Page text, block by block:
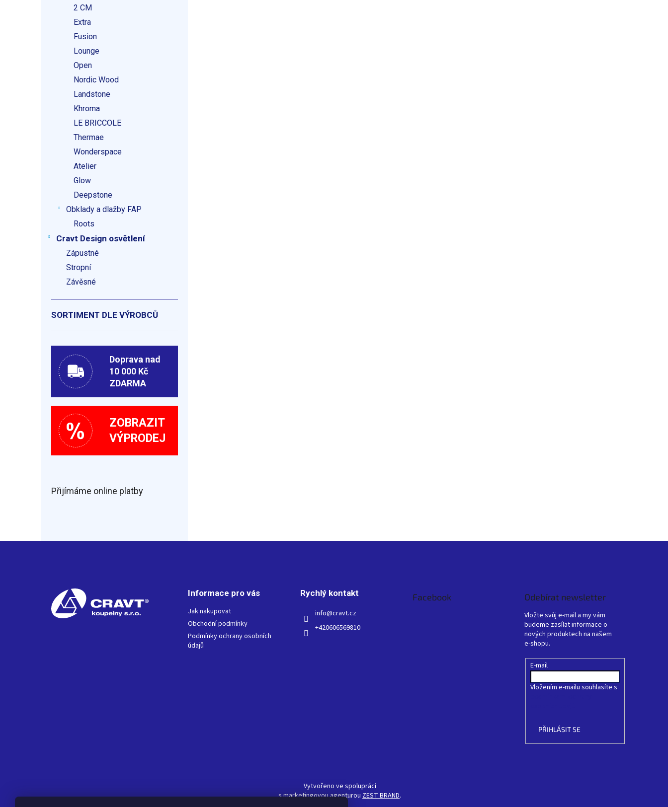
2 CM
Extra
Fusion
Lounge
Open
Nordic Wood
Landstone
Khroma
LE BRICCOLE
Thermae
Wonderspace
Atelier
Glow
Deepstone
Obklady a dlažby FAP
Roots
Cravt Design osvětlení
Zápustné
Stropní
Závěsné
SORTIMENT DLE VÝROBCŮ
Doprava nad
10 000 Kč
ZDARMA
ZOBRAZIT
VÝPRODEJ
Přijímáme online platby
Informace pro vás
Jak nakupovat
Obchodní podmínky
Podmínky ochrany osobních
údajů
Rychlý kontakt
info@cravt.cz
+420606569810
Facebook Odebírat newsletter
Vložte svůj e-mail a my vám
budeme zasílat informace o
nových produktech na našem
e-shopu.
E-mail
Vložením e-mailu souhlasíte s
PŘIHLÁSIT SE
Vytvořeno ve spolupráci
s marketingovou agenturou ZEST BRAND.